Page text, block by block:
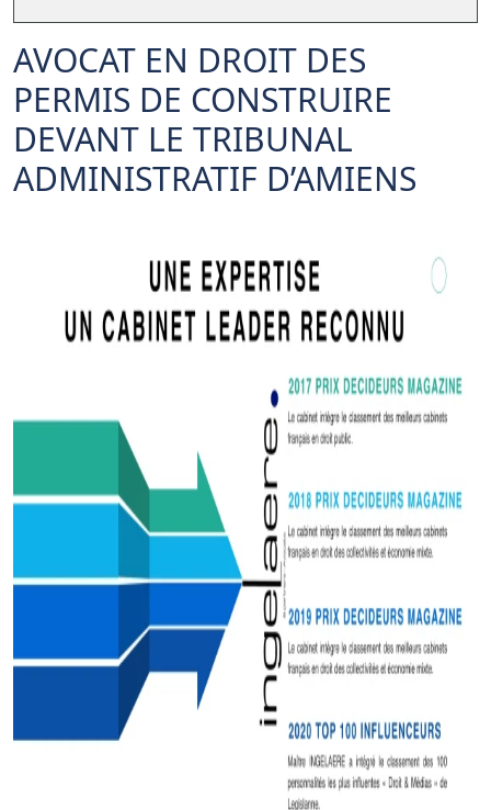
AVOCAT EN DROIT DES
PERMIS DE CONSTRUIRE
DEVANT LE TRIBUNAL
ADMINISTRATIF D’AMIENS